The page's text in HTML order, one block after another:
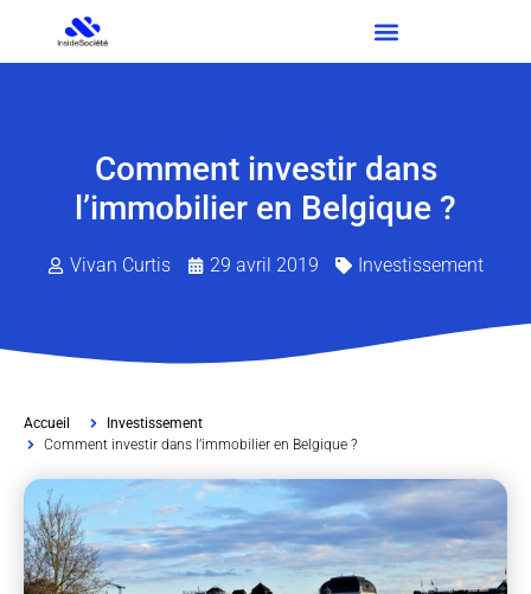
Comment investir dans
l’immobilier en Belgique ?
Vivan Curtis 29 avril 2019 Investissement
Accueil
Investissement
Comment investir dans l’immobilier en Belgique ?